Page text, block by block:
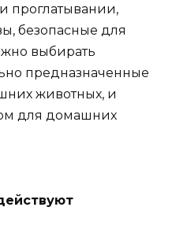
проглатывании,
безопасные для
выбирать
предназначенные
животных, и
для домашних